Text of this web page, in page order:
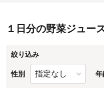
１日分の野菜ジュー
絞り込み
性別 年